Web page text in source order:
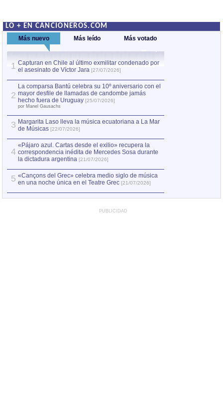
LO + EN CANCIONEROS.COM
Más nuevo Más leído Más votado
1 Capturan en Chile al último exmilitar condenado por
el asesinato de Víctor Jara [27/07/2026]
2
La comparsa Bantú celebra su 10º aniversario con el
mayor desfile de llamadas de candombe jamás
hecho fuera de Uruguay [25/07/2026]
por Manel Gausachs
3 Margarita Laso lleva la música ecuatoriana a La Mar
de Músicas [22/07/2026]
4
«Pájaro azul. Cartas desde el exilio» recupera la
correspondencia inédita de Mercedes Sosa durante
la dictadura argentina [21/07/2026]
5 «Cançons del Grec» celebra medio siglo de música
en una noche única en el Teatre Grec [21/07/2026]
PUBLICIDAD